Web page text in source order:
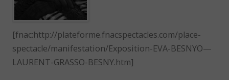
[fnac:http://plateforme.fnacspectacles.com/place-
spectacle/manifestation/Exposition-EVA-BESNYO—
LAURENT-GRASSO-BESNY.htm]